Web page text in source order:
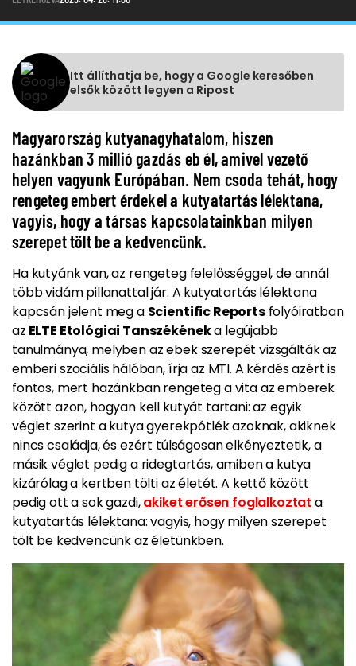
Itt állíthatja be, hogy a Google keresőben
elsők között legyen a Ripost
Magyarország kutyanagyhatalom, hiszen
hazánkban 3 millió gazdás eb él, amivel vezető
helyen vagyunk Európában. Nem csoda tehát, hogy
rengeteg embert érdekel a kutyatartás lélektana,
vagyis, hogy a társas kapcsolatainkban milyen
szerepet tölt be a kedvencünk.
Ha kutyánk van, az rengeteg felelősséggel, de annál
több vidám pillanattal jár. A kutyatartás lélektana
kapcsán jelent meg a Scientific Reportsfolyóiratban
az ELTE Etológiai Tanszékéneka legújabb
tanulmánya, melyben az ebek szerepét vizsgálták az
emberi szociális hálóban, írja az MTI. A kérdés azért is
fontos, mert hazánkban rengeteg a vita az emberek
között azon, hogyan kell kutyát tartani: az egyik
véglet szerint a kutya gyerekpótlék azoknak, akiknek
nincs családja, és ezért túlságosan elkényeztetik, a
másik véglet pedig a ridegtartás, amiben a kutya
kizárólag a kertben tölti az életét. A kettő között
pedig ott a sok gazdi,akiket erősen foglalkoztat a
kutyatartás lélektana: vagyis, hogy milyen szerepet
tölt be kedvencünk az életünkben.